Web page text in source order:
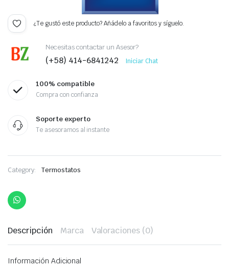
¿Te gustó este producto? Añádelo a favoritos y síguelo.
Necesitas contactar un Asesor?
(+58) 414-6841242 Iniciar Chat
100% compatible
Compra con confianza
Soporte experto
Te asesoramos al instante
Category: Termostatos
Descripción Marca Valoraciones (0)
Información Adicional